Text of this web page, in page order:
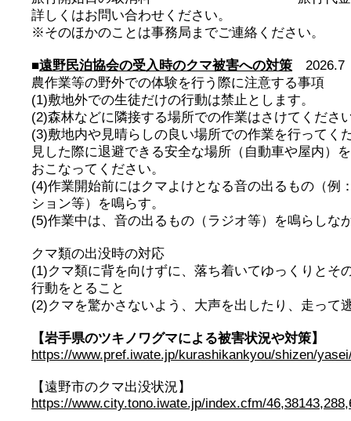
詳しくはお問い合わせください。
※そのほかのことは事務局までご連絡ください。
■遠野民泊協会の受入時のクマ被害への対策 2026.7
農作業等の野外での体験を行う際に注意する事項
(1)敷地外での生徒だけの行動は禁止とします。
(2)森林などに隣接する場所での作業はさけてくださ
(3)敷地内や見晴らしの良い場所での作業を行ってく
見した際に退避できる安全な場所（自動車や屋内）
おこなってください。
(4)作業開始前にはクマよけとなる音の出るもの（例
ション等）を鳴らす。
(5)作業中は、音の出るもの（ラジオ等）を鳴らしな
クマ類の出没時の対応
(1)クマ類に背を向けずに、落ち着いてゆっくりとそ
行動をとること
(2)クマを驚かさないよう、大声を出したり、走って
【岩手県のツキノワグマによる被害状況や対策】
https://www.pref.iwate.jp/kurashikankyou/shizen/
【遠野市のクマ出没状況】
https://www.city.tono.iwate.jp/index.cfm/